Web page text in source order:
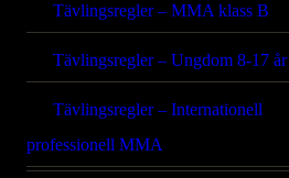
Tävlingsregler – MMA klass B
Tävlingsregler – Ungdom 8-17 år
Tävlingsregler – Internationell
professionell MMA